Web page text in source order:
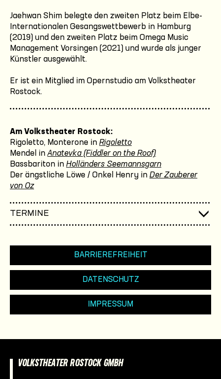
Jaehwan Shim belegte den zweiten Platz beim Elbe-
Internationalen Gesangswettbewerb in Hamburg
(2019) und den zweiten Platz beim Omega Music
Management Vorsingen (2021) und wurde als junger
Künstler ausgewählt.
Er ist ein Mitglied im Opernstudio am Volkstheater
Rostock.
Am Volkstheater Rostock:
Rigoletto, Monterone in Rigoletto
Mendel in Anatevka (Fiddler on the Roof)
Bassbariton in Holländers Seemannsgarn
Der ängstliche Löwe / Onkel Henry in Der Zauberer
von Oz
TERMINE
BARRIEREFREIHEIT
DATENSCHUTZ
IMPRESSUM
VOLKSTHEATER ROSTOCK GMBH